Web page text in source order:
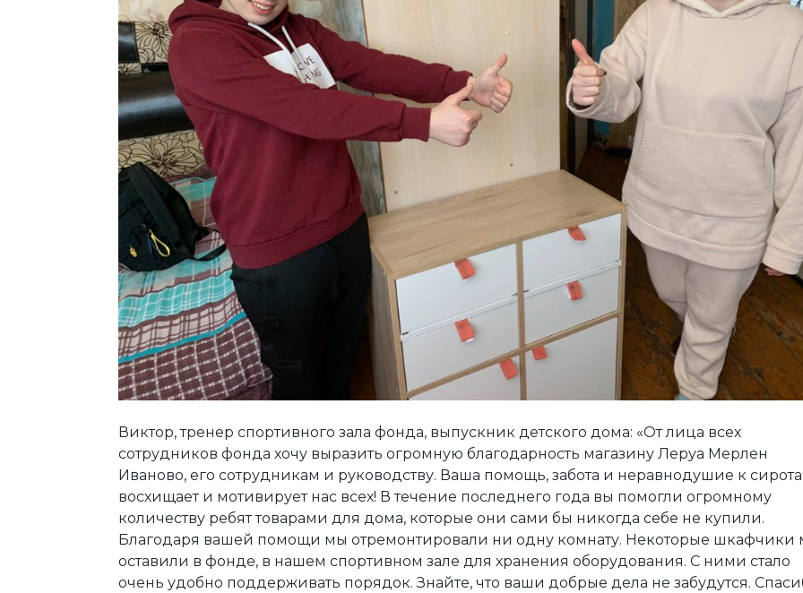
Виктор, тренер спортивного зала фонда, выпускник детского дома: «От лица всех
сотрудников фонда хочу выразить огромную благодарность магазину Леруа Мерлен
Иваново, его сотрудникам и руководству. Ваша помощь, забота и неравнодушие к
восхищает и мотивирует нас всех! В течение последнего года вы помогли огромному
количеству ребят товарами для дома, которые они сами бы никогда себе не купили.
Благодаря вашей помощи мы отремонтировали ни одну комнату. Некоторые шкафчики
оставили в фонде, в нашем спортивном зале для хранения оборудования. С ними стало
очень удобно поддерживать порядок. Знайте, что ваши добрые дела не забудутся.